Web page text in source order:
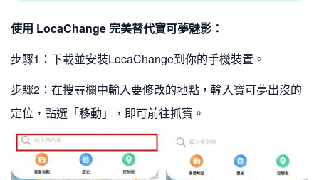
使用 LocaChange 完美替代寶可夢魅影：
步驟1：下載並安裝LocaChange到你的手機裝置。
步驟2：在搜尋欄中輸入要修改的地點，輸入寶可夢出沒的
定位，點選「移動」，即可前往抓寶。